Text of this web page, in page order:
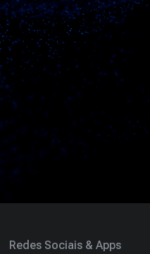
Redes Sociais & Apps